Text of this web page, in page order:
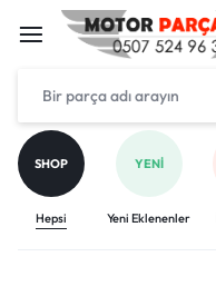
SHOP
Hepsi
YENI
Yeni Eklenenler